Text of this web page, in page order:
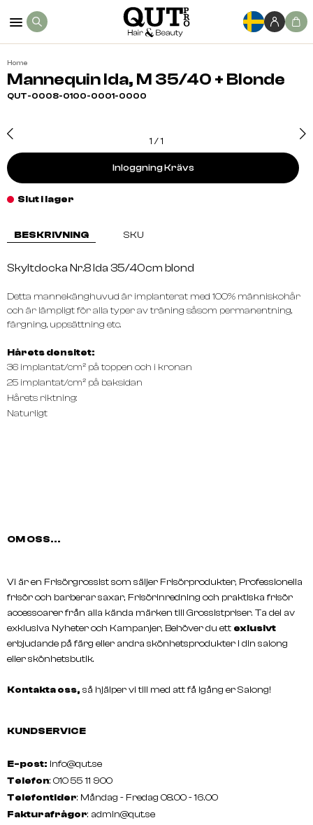
Home
Mannequin Ida, M 35/40 + Blonde
QUT-0008-0100-0001-0000
1 /1
Inloggning Krävs
Slut i lager
BESKRIVNING SKU
Skyltdocka Nr.8 Ida 35/40cm blond
Detta mannekänghuvud är implanterat med 100% människohår
och är lämpligt för alla typer av träning såsom permanentning,
färgning, uppsättning etc.
Hårets densitet:
36 implantat/cm² på toppen och i kronan
25 implantat/cm² på baksidan
Hårets riktning:
Naturligt
OM OSS...
Vi är en Frisörgrossist som säljer Frisörprodukter, Professionella
frisör och barberar saxar, Frisörinredning och praktiska frisör
accessoarer från alla kända märken till Grossistpriser. Ta del av
exklusiva Nyheter och Kampanjer, Behöver du ett exlusivt
erbjudande på färg eller andra skönhetsprodukter i din salong
eller skönhetsbutik.
Kontakta oss, så hjälper vi till med att få igång er Salong!
KUNDSERVICE
E-post: info@qut.se
Telefon: 010 55 11 900
Telefontider: Måndag - Fredag 08.00 - 16.00
Fakturafrågor: admin@qut.se